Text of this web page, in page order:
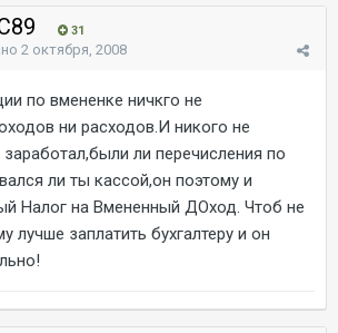
31
2 октября, 2008
по вмененке ничкго не
ни расходов.И никого не
ли перечисления по
ли ты кассой,он поэтому и
Налог на Вмененный ДОход. Чтоб не
лучше заплатить бухгалтеру и он